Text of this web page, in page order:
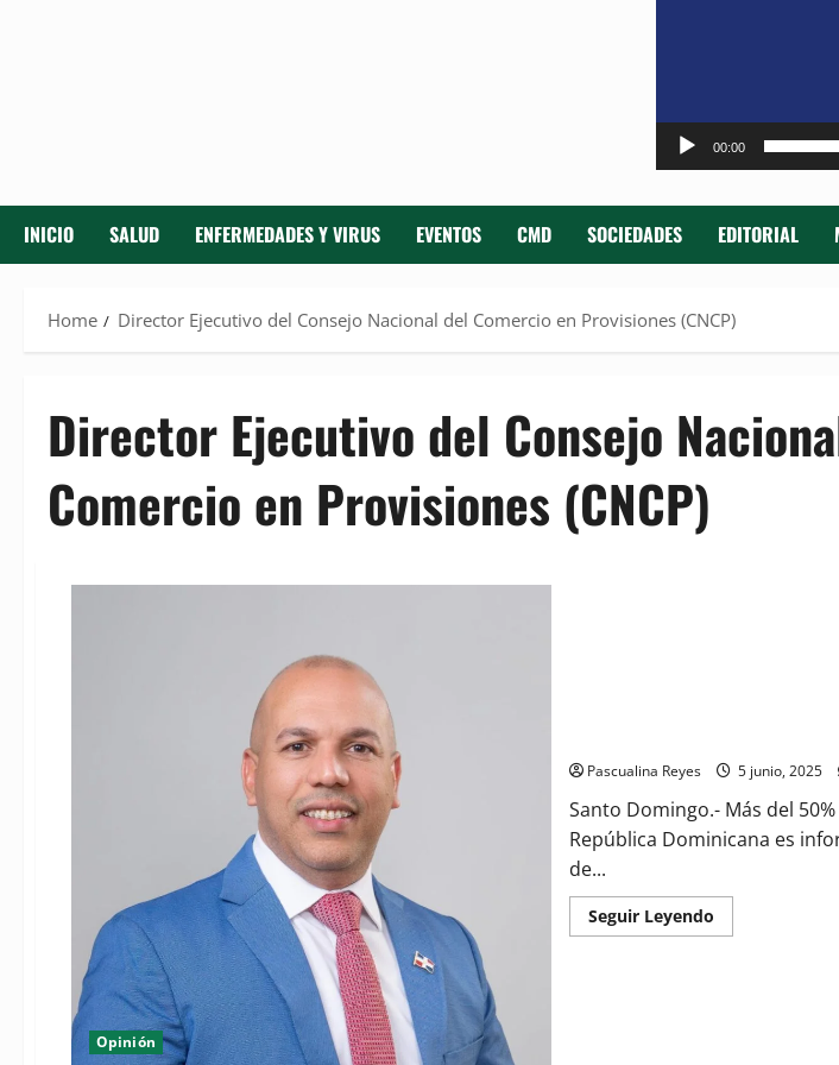
00:00
INICIO SALUD ENFERMEDADES Y VIRUS EVENTOS CMD SOCIEDADES EDITORIAL
Home Director Ejecutivo del Consejo Nacional del Comercio en Provisiones (CNCP)
Director Ejecutivo del Consejo
Comercio en Provisiones (CNCP)
Opinión
Pascualina Reyes 5 junio, 2025
Santo Domingo.- Más del
República Dominicana es
de...
Seguir LeyendoRead
more